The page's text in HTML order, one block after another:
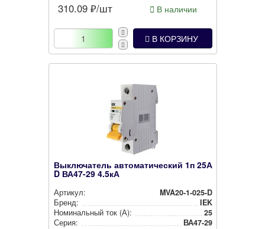
310.09 ₽/шт В наличии
В КОРЗИНУ
Выключатель автоматический 1п 25А
D ВА47-29 4.5кА
Артикул:
MVA20-1-025-D
Бренд:
IEK
Номи­наль­ный ток (А):
25
Серия:
ВА47-29